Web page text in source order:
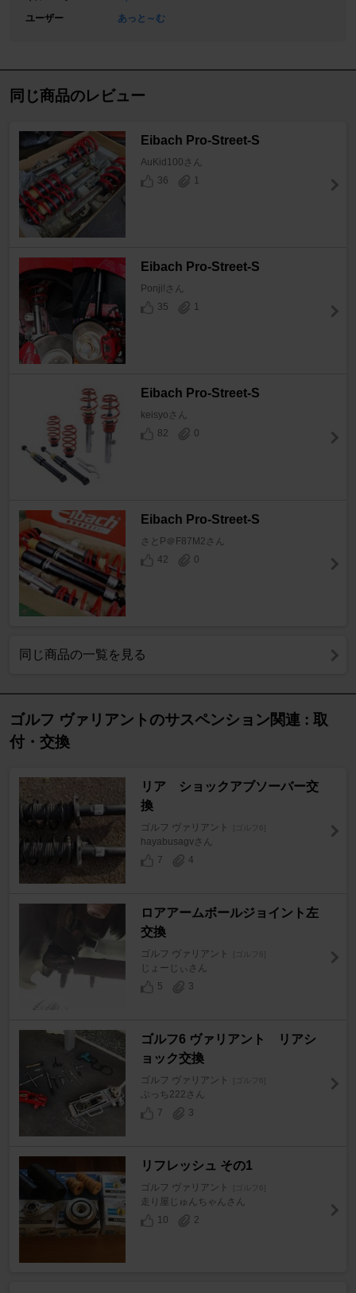
ユーザー
あっと～む
同じ商品のレビュー
Eibach Pro-Street-S
AuKid100さん
36
1
Eibach Pro-Street-S
Ponji!さん
35
1
Eibach Pro-Street-S
keisyoさん
82
0
Eibach Pro-Street-S
さとP＠F87M2さん
42
0
同じ商品の一覧を見る
ゴルフ ヴァリアントのサスペンション関連 : 取
付・交換
リア ショックアブソーバー交
換
ゴルフ ヴァリアント
hayabusagvさん
7
4
ロアアームボールジョイント左
交換
ゴルフ ヴァリアント
じょーじぃさん
5
3
ゴルフ6 ヴァリアント リアシ
ョック交換
ゴルフ ヴァリアント
ぶっち222さん
7
3
リフレッシュ その1
ゴルフ ヴァリアント
走り屋じゅんちゃんさん
10
2